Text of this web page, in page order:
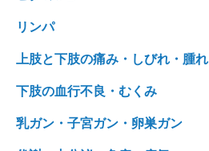
リンパ
上肢と下肢の痛み・しびれ・腫れ
下肢の血行不良・むくみ
乳ガン・子宮ガン・卵巣ガン